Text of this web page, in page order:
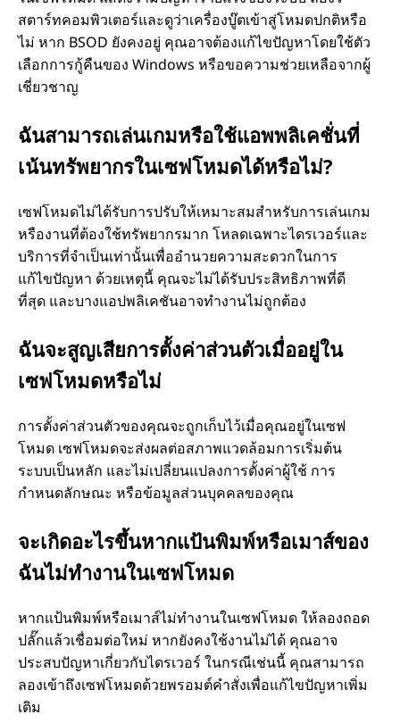
สตาร์ทคอมพิวเตอร์และดูว่าเครื่องบู๊ตเข้าสู่โหมดปกติหรือ
ไม่ หาก BSOD ยังคงอยู่ คุณอาจต้องแก้ไขปัญหาโดยใช้ตัว
เลือกการกู้คืนของ Windows หรือขอความช่วยเหลือจากผู้
เชี่ยวชาญ
ฉันสามารถเล่นเกมหรือใช้แอพพลิเคชั่นที่
เน้นทรัพยากรในเซฟโหมดได้หรือไม่?
เซฟโหมดไม่ได้รับการปรับให้เหมาะสมสำหรับการเล่นเกม
หรืองานที่ต้องใช้ทรัพยากรมาก โหลดเฉพาะไดรเวอร์และ
บริการที่จำเป็นเท่านั้นเพื่ออำนวยความสะดวกในการ
แก้ไขปัญหา ด้วยเหตุนี้ คุณจะไม่ได้รับประสิทธิภาพที่ดี
ที่สุด และบางแอปพลิเคชันอาจทำงานไม่ถูกต้อง
ฉันจะสูญเสียการตั้งค่าส่วนตัวเมื่ออยู่ใน
เซฟโหมดหรือไม่
การตั้งค่าส่วนตัวของคุณจะถูกเก็บไว้เมื่อคุณอยู่ในเซฟ
โหมด เซฟโหมดจะส่งผลต่อสภาพแวดล้อมการเริ่มต้น
ระบบเป็นหลัก และไม่เปลี่ยนแปลงการตั้งค่าผู้ใช้ การ
กำหนดลักษณะ หรือข้อมูลส่วนบุคคลของคุณ
จะเกิดอะไรขึ้นหากแป้นพิมพ์หรือเมาส์ของ
ฉันไม่ทำงานในเซฟโหมด
หากแป้นพิมพ์หรือเมาส์ไม่ทำงานในเซฟโหมด ให้ลองถอด
ปลั๊กแล้วเชื่อมต่อใหม่ หากยังคงใช้งานไม่ได้ คุณอาจ
ประสบปัญหาเกี่ยวกับไดรเวอร์ ในกรณีเช่นนี้ คุณสามารถ
ลองเข้าถึงเซฟโหมดด้วยพรอมต์คำสั่งเพื่อแก้ไขปัญหาเพิ่ม
เติม